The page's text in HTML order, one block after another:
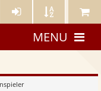
Künstler- Künstler Meine
MENU